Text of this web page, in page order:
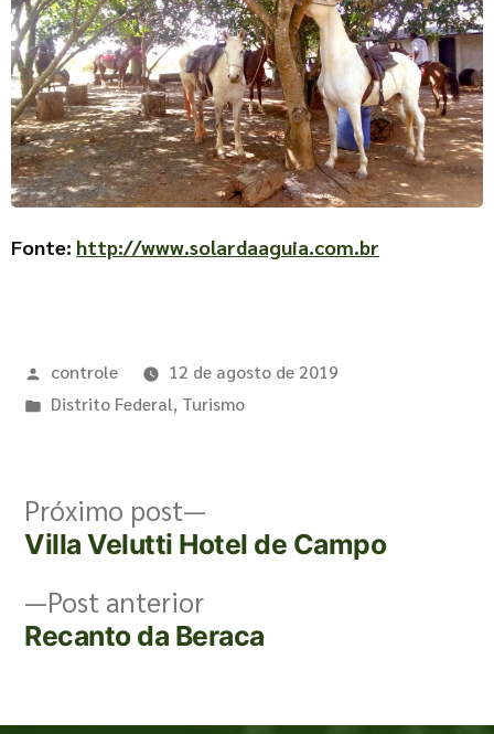
Fonte: http://www.solardaaguia.com.br
controle
12 de agosto de 2019
Distrito Federal, Turismo
Post anterior
Recanto da Beraca
Próximo post
Villa Velutti Hotel de Campo